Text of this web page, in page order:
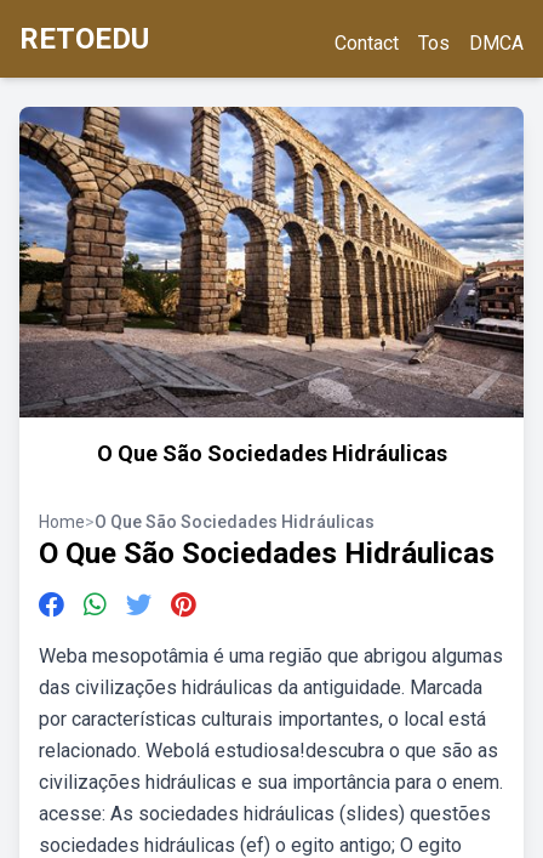
RETOEDU Contact Tos DMCA
O Que São Sociedades Hidráulicas
Home>O Que São Sociedades Hidráulicas
O Que São Sociedades Hidráulicas
Weba mesopotâmia é uma região que abrigou algumas
das civilizações hidráulicas da antiguidade. Marcada
por características culturais importantes, o local está
relacionado. Webolá estudiosa!descubra o que são as
civilizações hidráulicas e sua importância para o enem.
acesse: As sociedades hidráulicas (slides) questões
sociedades hidráulicas (ef) o egito antigo; O egito